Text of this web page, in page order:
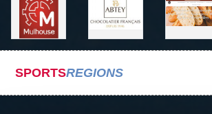
SPORTSREGIONS